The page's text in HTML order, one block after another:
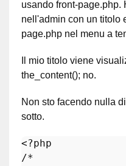
usando front-page.php.
nell'admin con un titolo
page.php nel menu a
Il mio titolo viene
the_content(); no.
Non sto facendo nulla
sotto.
<?php
/*